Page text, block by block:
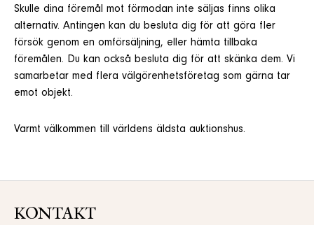
Skulle dina föremål mot förmodan inte säljas finns olika
alternativ. Antingen kan du besluta dig för att göra fler
försök genom en omförsäljning, eller hämta tillbaka
föremålen. Du kan också besluta dig för att skänka dem. Vi
samarbetar med flera välgörenhetsföretag som gärna tar
emot objekt.
Varmt välkommen till världens äldsta auktionshus.
KONTAKT